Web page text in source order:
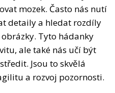
mozek. Často nás nutí
detaily a hledat rozdíly
Tyto hádanky
ale také nás učí být
Jsou to skvělá
a rozvoj pozornosti.